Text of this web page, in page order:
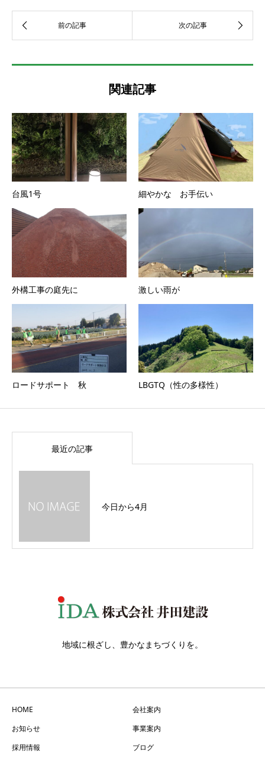
関連記事
台風1号 細やかな お手伝い
外構工事の庭先に 激しい雨が
ロードサポート 秋 LBGTQ（性の多様性）
最近の記事
今日から4月
地域に根ざし、豊かなまちづくりを。
HOME
会社案内
お知らせ
事業案内
採用情報
ブログ